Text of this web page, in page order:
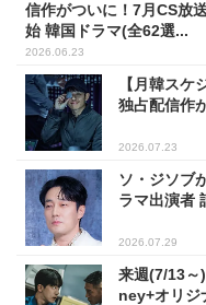
信作がついに！7月CS放
始 韓国ドラマ(全62選...
2026.06.23
【月韓スケ
独占配信作
2026.07.23
ソ・ジソブ
ラマ出演者
2026.07.29
来週(7/13～
ney+オリジ